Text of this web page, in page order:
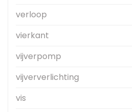
verloop
vierkant
vijverpomp
vijververlichting
vis